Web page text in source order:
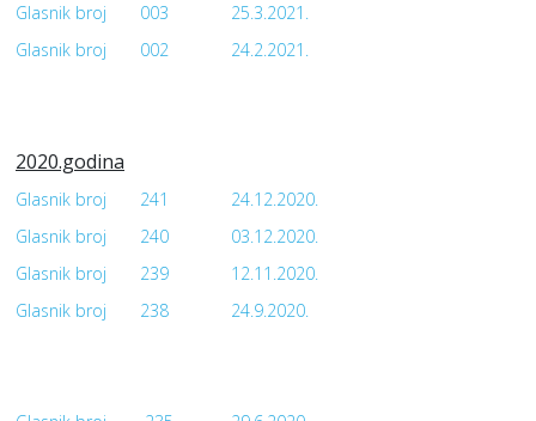
Glasnik broj
003
25.3.2021.
Glasnik broj
002 24.2.2021.
2020.godina
Glasnik broj 241
24.12.2020.
Glasnik broj
240
03.12.2020.
Glasnik broj
239
12.11.2020.
Glasnik broj
238 24.9.2020.